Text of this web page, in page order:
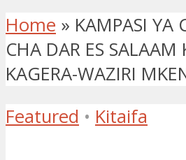
Home » KAMPASI YA
CHA DAR ES SALAAM
KAGERA-WAZIRI
Featured • Kitaifa